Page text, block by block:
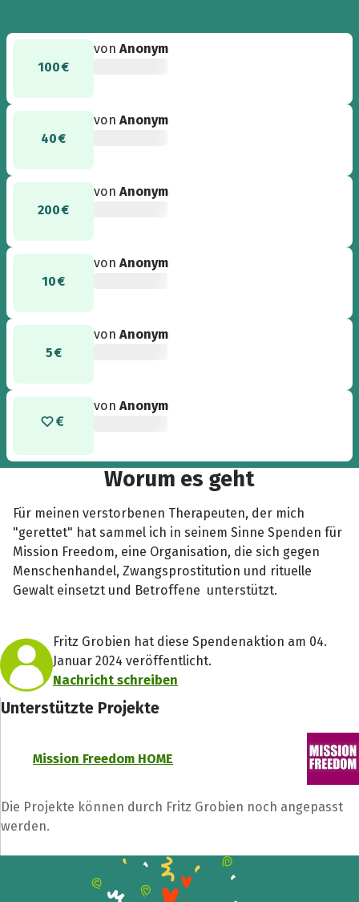
100 €
vonAnonym
40 €
vonAnonym
200 €
vonAnonym
10 €
vonAnonym
5 €
vonAnonym
vonAnonym
Worum es geht
Für meinen verstorbenen Therapeuten, der mich
"gerettet" hat sammel ich in seinem Sinne Spenden für
Mission Freedom, eine Organisation, die sich gegen
Menschenhandel, Zwangsprostitution und rituelle
Gewalt einsetzt und Betroffene unterstützt.
Fritz Grobien hat diese Spendenaktion am 04.
Januar 2024 veröffentlicht.
Nachricht schreiben
Unterstützte Projekte
Mission Freedom HOME
Die Projekte können durch Fritz Grobien noch angepasst
werden.